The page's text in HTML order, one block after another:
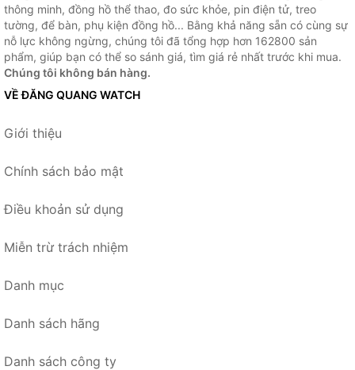
thông minh, đồng hồ thể thao, đo sức khỏe, pin điện tử, treo
tường, để bàn, phụ kiện đồng hồ... Bằng khả năng sẵn có cùng sự
nỗ lực không ngừng, chúng tôi đã tổng hợp hơn 162800 sản
phẩm, giúp bạn có thể so sánh giá, tìm giá rẻ nhất trước khi mua.
Chúng tôi không bán hàng.
VỀ ĐĂNG QUANG WATCH
Giới thiệu
Chính sách bảo mật
Điều khoản sử dụng
Miễn trừ trách nhiệm
Danh mục
Danh sách hãng
Danh sách công ty